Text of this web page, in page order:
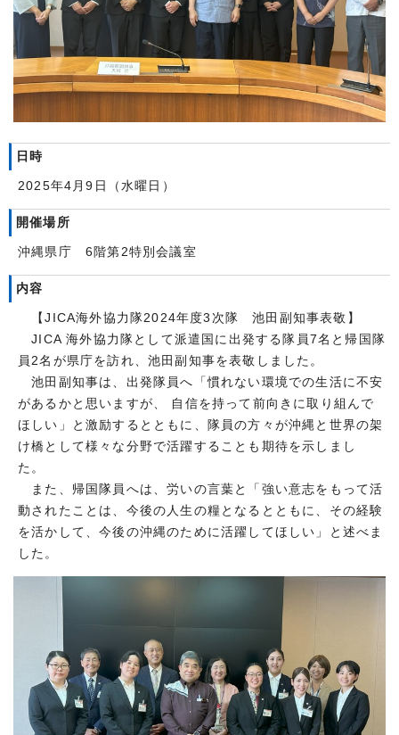
日時
2025年4月9日（水曜日）
開催場所
沖縄県庁 6階第2特別会議室
内容
【JICA海外協力隊2024年度3次隊 池田副知事表敬】
JICA 海外協力隊として派遣国に出発する隊員7名と帰国隊
員2名が県庁を訪れ、池田副知事を表敬しました。
池田副知事は、出発隊員へ「慣れない環境での生活に不安
があるかと思いますが、 自信を持って前向きに取り組んで
ほしい」と激励するとともに、隊員の方々が沖縄と世界の架
け橋として様々な分野で活躍することも期待を示しまし
た。
また、帰国隊員へは、労いの言葉と「強い意志をもって活
動されたことは、今後の人生の糧となるとともに、その経験
を活かして、今後の沖縄のために活躍してほしい」と述べま
した。